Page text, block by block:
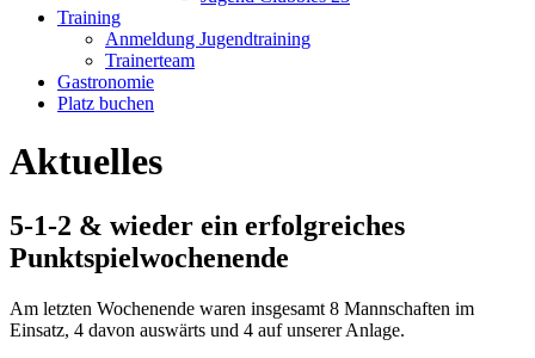
Training
Anmeldung Jugendtraining
Trainerteam
Gastronomie
Platz buchen
Aktuelles
5-1-2 & wieder ein erfolgreiches
Punktspielwochenende
Am letzten Wochenende waren insgesamt 8 Mannschaften im
Einsatz, 4 davon auswärts und 4 auf unserer Anlage.